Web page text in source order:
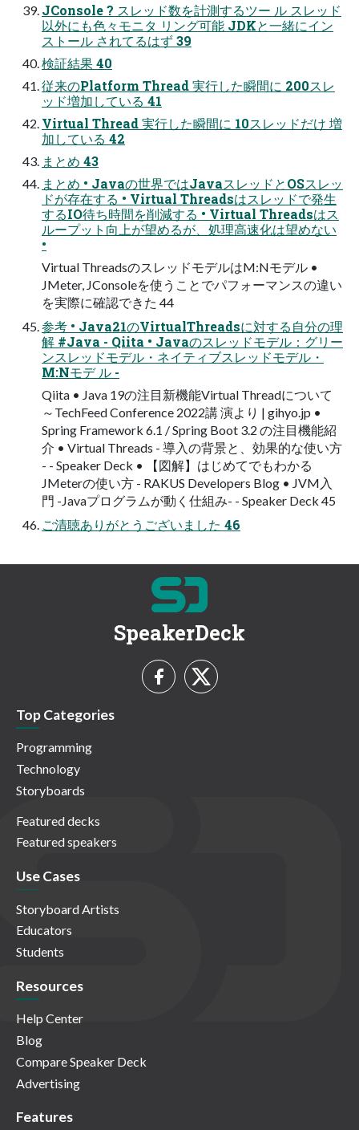
JConsole ? スレッド数を計測するツー ル スレッド
以外にも色々モニタ リング可能 JDKと一緒にイン
ストール されてるはず 39
検証結果 40
従来のPlatform Thread 実行した瞬間に 200スレ
ッド増加している 41
Virtual Thread 実行した瞬間に 10スレッドだけ 増
加している 42
まとめ 43
まとめ • Javaの世界ではJavaスレッドとOSスレッ
ドが存在する • Virtual Threadsはスレッドで発生
するIO待ち時間を削減する • Virtual Threadsはス
ループット向上が望めるが、処理高速化は望めない
•
Virtual ThreadsのスレッドモデルはM:Nモデル •
JMeter, JConsoleを使うことでパフォーマンスの違い
を実際に確認できた 44
参考 • Java21のVirtualThreadsに対する自分の理
解 #Java - Qiita • Javaのスレッドモデル：グリー
ンスレッドモデル・ネイティブスレッドモデル・
M:Nモデ ル -
Qiita • Java 19の注目新機能Virtual Threadについて
～TechFeed Conference 2022講 演より | gihyo.jp •
Spring Framework 6.1 / Spring Boot 3.2 の注目機能紹
介 • Virtual Threads - 導入の背景と、効果的な使い方
- - Speaker Deck • 【図解】はじめてでもわかる
JMeterの使い方 - RAKUS Developers Blog • JVM入
門 -Javaプログラムが動く仕組み- - Speaker Deck 45
ご清聴ありがとうございました 46
SpeakerDeck
Top Categories
Programming
Technology
Storyboards
Featured decks
Featured speakers
Use Cases
Storyboard Artists
Educators
Students
Resources
Help Center
Blog
Compare Speaker Deck
Advertising
Features